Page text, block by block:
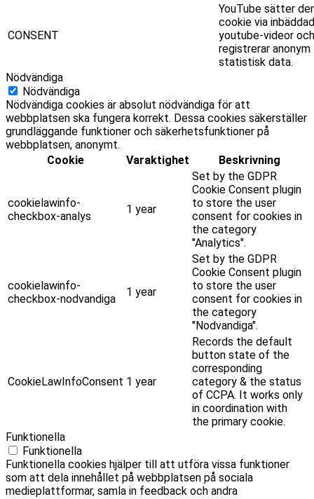
CONSENT
YouTube sätter
cookie via
youtube-videor och
registrerar anonym
statistisk data.
Nödvändiga
Nödvändiga
Nödvändiga cookies är absolut nödvändiga för att
webbplatsen ska fungera korrekt. Dessa cookies säkerställer
grundläggande funktioner och säkerhetsfunktioner på
webbplatsen, anonymt.
Cookie
Varaktighet Beskrivning
cookielawinfo-
checkbox-analys
1 year
Set by the GDPR
Cookie Consent plugin
to store the user
consent for cookies in
the category
"Analytics".
cookielawinfo-
checkbox-nodvandiga
1 year
Set by the GDPR
Cookie Consent plugin
to store the user
consent for cookies in
the category
"Nodvandiga".
CookieLawInfoConsent 1 year
Records the default
button state of the
corresponding
category & the status
of CCPA. It works only
in coordination with
the primary cookie.
Funktionella
Funktionella
Funktionella cookies hjälper till att utföra vissa funktioner
som att dela innehållet på webbplatsen på sociala
medieplattformar, samla in feedback och andra